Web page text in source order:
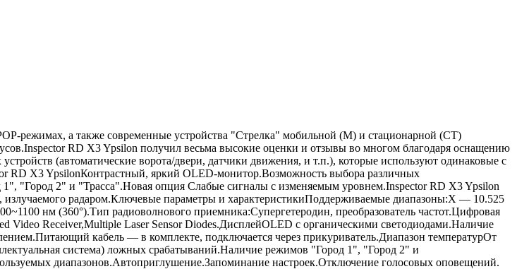
режимах, а также современные устройства "Стрелка" мобильной (М) и стационарной (СТ)
RD X3 Ypsilon получил весьма высокие оценки и отзывы во многом благодаря оснащению
(автоматические ворота/двери, датчики движения, и т.п.), которые используют одинаковые с
RD X3 YpsilonКонтрастный, яркий OLED-монитор.Возможность выбора различных
"Город 2" и "Трасса".Новая опция Слабые сигналы с изменяемым уровнем.Inspector RD X3 Ypsilon
излучаемого радаром.Ключевые параметры и характеристикиПоддерживаемые диапазоны:X — 10.525
нм (360°).Тип радиоволнового приемника:Супергетеродин, преобразователь частот.Цифровая
Video Receiver,Multiple Laser Sensor Diodes.ДисплейOLED с органическими светодиодами.Наличие
кабель — в комплекте, подключается через прикуриватель.Диапазон температурОт
система) ложных срабатываний.Наличие режимов "Город 1", "Город 2" и
диапазонов.Автоприглушение.Запоминание настроек.Отключение голосовых оповещений.